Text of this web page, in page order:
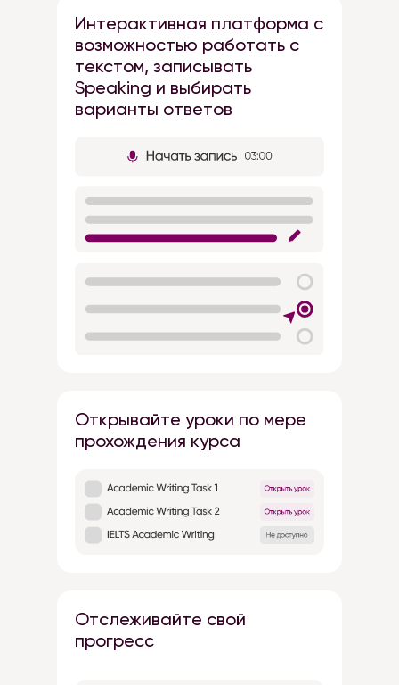
Интерактивная платформа с
возможностью работать с
текстом, записывать
Speaking и выбирать
варианты ответов
Открывайте уроки по мере
прохождения курса
Отслеживайте свой
прогресс